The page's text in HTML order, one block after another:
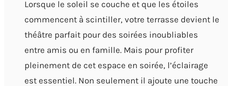
Lorsque le soleil se couche et que les étoiles
commencent à scintiller, votre terrasse devient le
théâtre parfait pour des soirées inoubliables
entre amis ou en famille. Mais pour profiter
pleinement de cet espace en soirée, l’éclairage
est essentiel. Non seulement il ajoute une touche